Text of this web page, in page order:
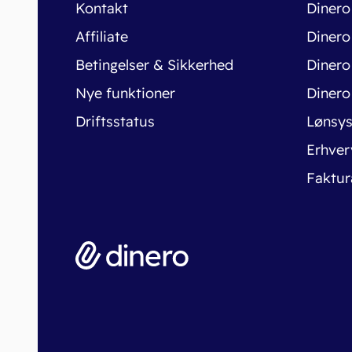
Kontakt
Affiliate
Betingelser & Sikkerhed
Nye funktioner
Driftsstatus